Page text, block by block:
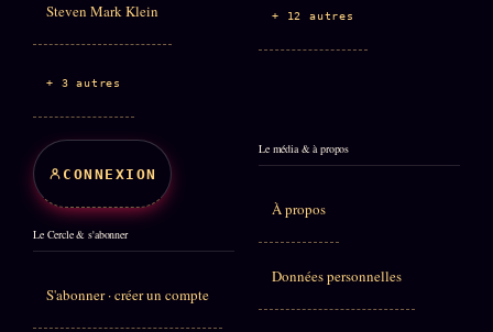
Steven Mark Klein
+ 3 autres
+ 12 autres
CONNEXION
Le Cercle & s'abonner
S'abonner · créer un compte
Le média & à propos
À propos
Données personnelles